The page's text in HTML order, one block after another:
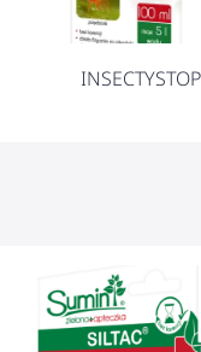
INSECTYSTOP